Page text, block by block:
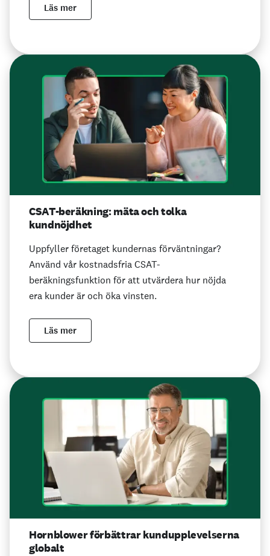
Läs mer
CSAT-beräkning: mäta och tolka
kundnöjdhet
Uppfyller företaget kundernas förväntningar?
Använd vår kostnadsfria CSAT-
beräkningsfunktion för att utvärdera hur nöjda
era kunder är och öka vinsten.
Läs mer
Hornblower förbättrar kundupplevelserna
globalt